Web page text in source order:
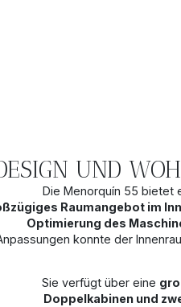
UND
Die Menorquín 55 bietet
Raumangebot im
Optimierung des
konnte der
Sie verfügt über eine
Doppelkabinen und